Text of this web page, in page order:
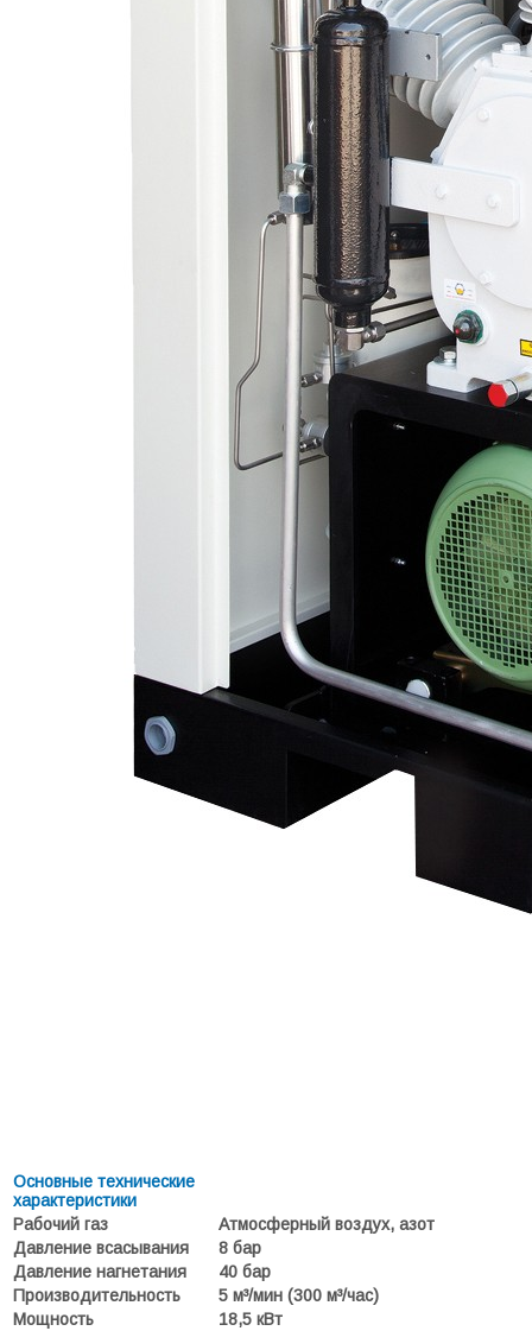
Основные технические
характеристики
Рабочий газ
Атмосферный воздух, азот
Давление всасывания
8 бар
Давление нагнетания
40 бар
Производительность
5 м³/мин (300 м³/час)
Мощность
18,5 кВт